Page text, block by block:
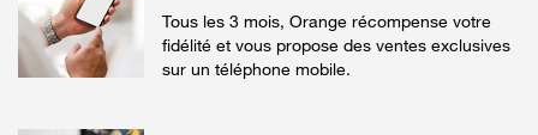
Tous les 3 mois, Orange récompense votre
fidélité et vous propose des ventes exclusives
sur un téléphone mobile.